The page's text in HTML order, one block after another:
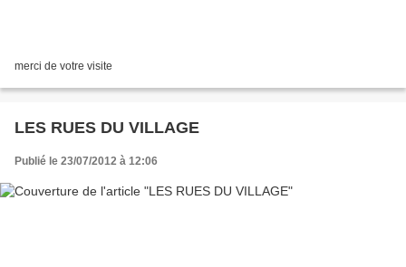
merci de votre visite
LES RUES DU VILLAGE
Publié le 23/07/2012 à 12:06